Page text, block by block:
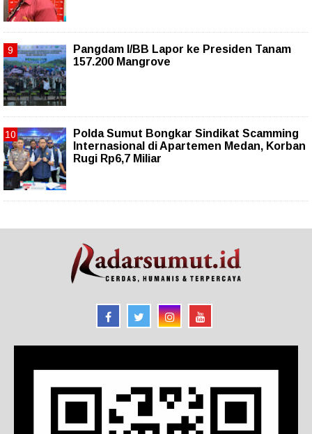
Pangdam I/BB Lapor ke Presiden Tanam
157.200 Mangrove
Polda Sumut Bongkar Sindikat Scamming
Internasional di Apartemen Medan, Korban
Rugi Rp6,7 Miliar